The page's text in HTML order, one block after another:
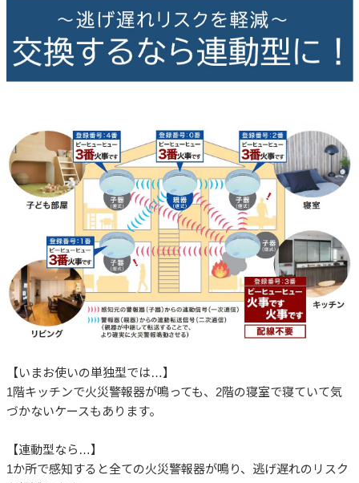
【いまお使いの単独型では…】
1階キッチンで火災警報器が鳴っても、2階の寝室で寝ていて気
づかないケースもあります。
【連動型なら…】
1か所で感知すると全ての火災警報器が鳴り、逃げ遅れのリスク